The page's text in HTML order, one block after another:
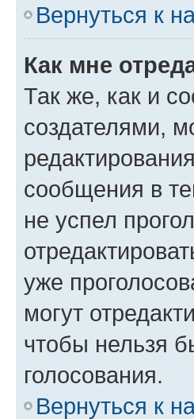
Вернуться к
Как мне
Так же, как и
создателями,
сообщения в
не успел
уже
могут
чтобы нельзя
голосования.
Вернуться к